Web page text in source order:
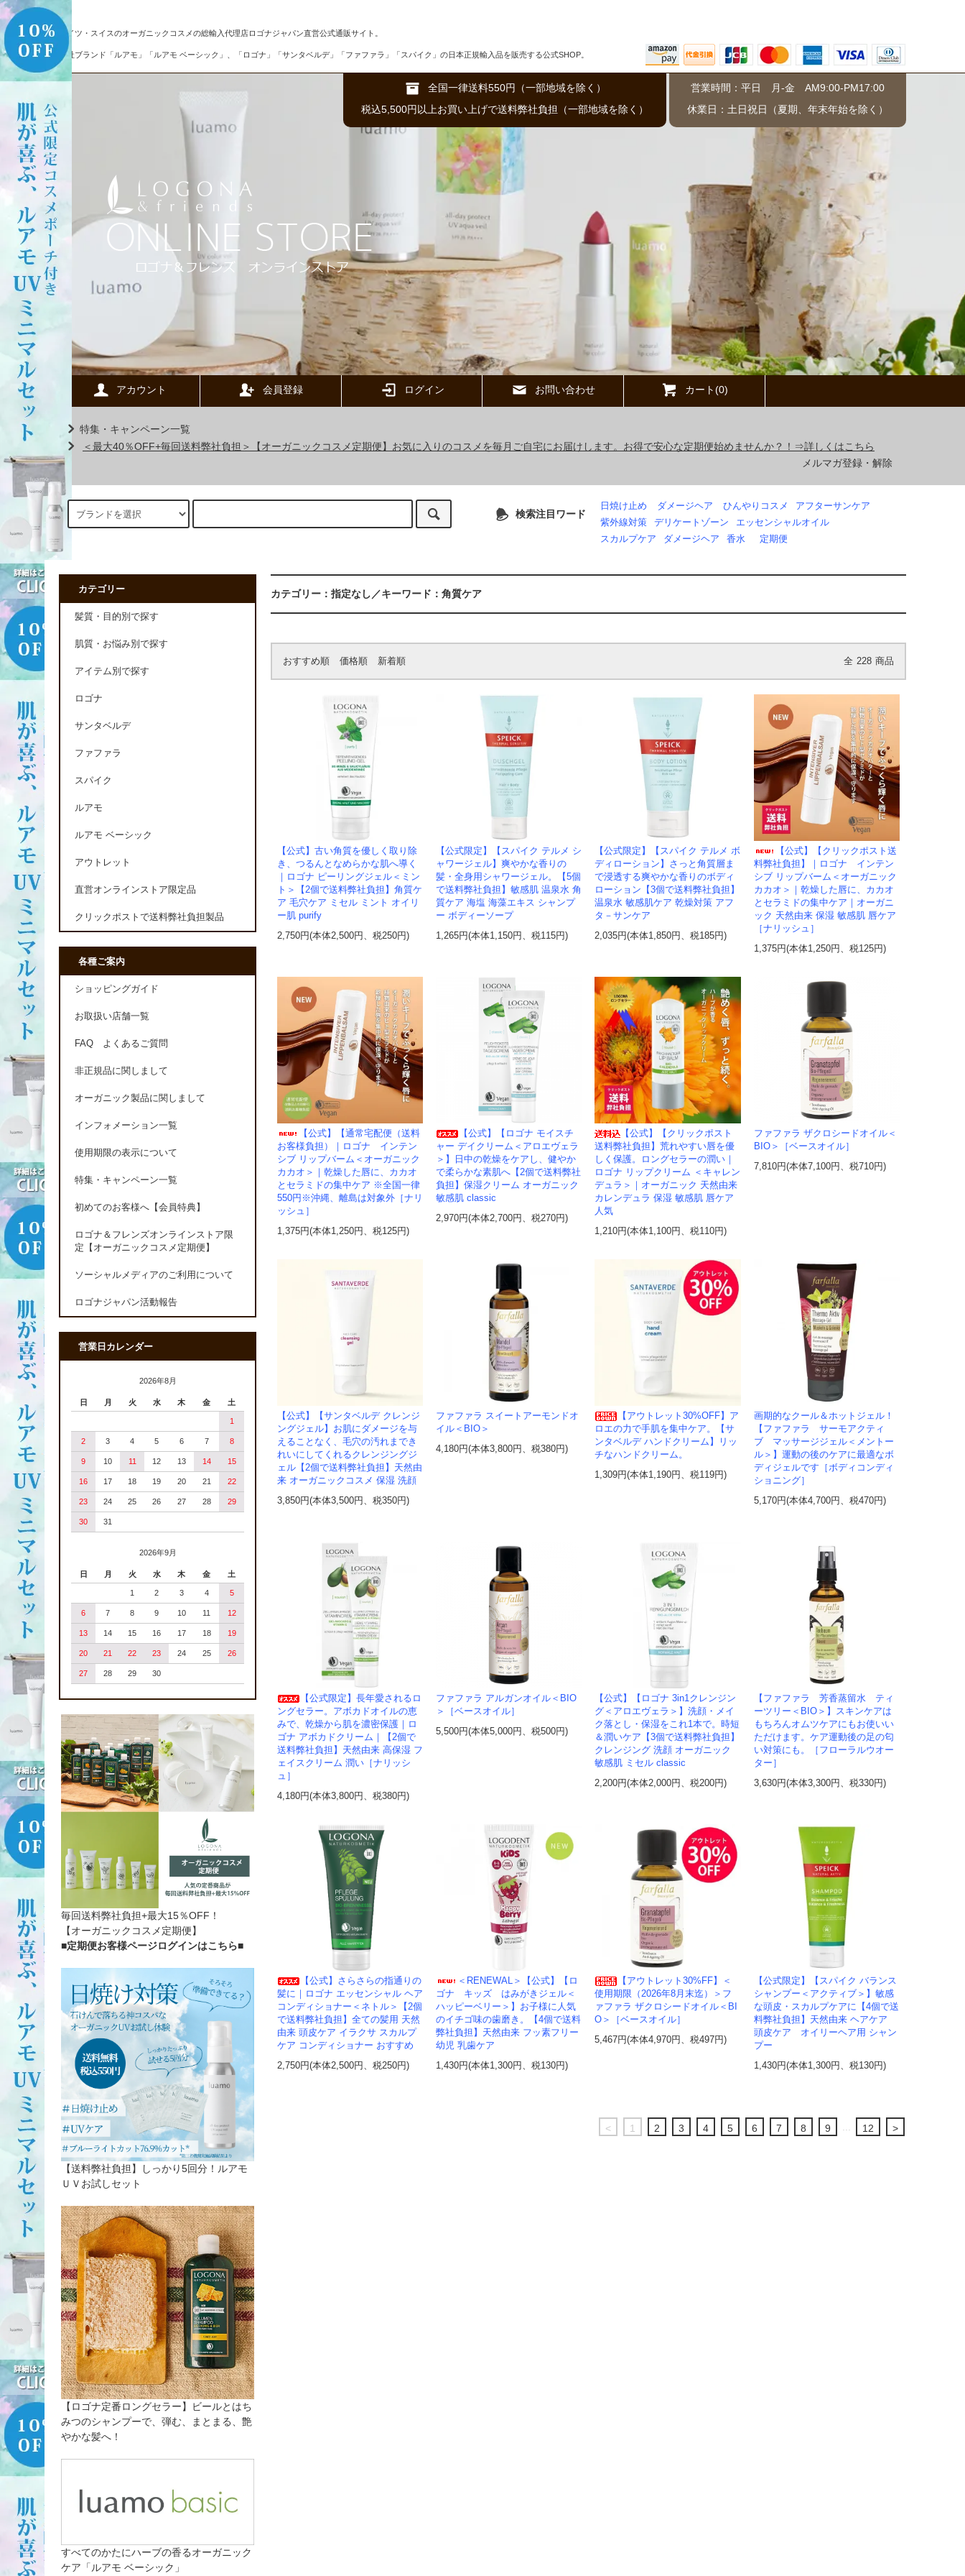
ドイツ・スイスのオーガニックコスメの総輸入代理店ロゴナジャパン直営公式通販サイト。
自社ブランド「ルアモ」「ルアモ ベーシック」、「ロゴナ」「サンタベルデ」「ファファラ」「スパイク」の日本正規輸入品を販売する公式SHOP。
全国一律送料550円（一部地域を除く）
税込5,500円以上お買い上げで送料弊社負担（一部地域を除く）
営業時間：平日 月-金 AM9:00-PM17:00
休業日：土日祝日（夏期、年末年始を除く）
アカウント 会員登録 ログイン お問い合わせ カート(0)
特集・キャンペーン一覧
＜最大40％OFF+毎回送料弊社負担＞【オーガニックコスメ定期便】お気に入りのコスメを毎月ご自宅にお届けします。お得で安心な定期便始めませんか？！⇒詳しくはこちら
メルマガ登録・解除
検索注目ワード
日焼け止め ダメージヘア ひんやりコスメ
アフターサンケア
紫外線対策
デリケートゾーン
エッセンシャルオイル
スカルプケア
ダメージヘア 香水 定期便
カテゴリー：指定なし／キーワード：角質ケア
おすすめ順 価格順 新着順 全 228 商品
【公式】古い角質を優しく取り除
き、つるんとなめらかな肌へ導く
｜ロゴナ ピーリングジェル＜ミン
ト＞【2個で送料弊社負担】角質ケ
ア 毛穴ケア ミセル ミント オイリ
ー肌 purify
2,750円(本体2,500円、税250円)
【公式限定】【スパイク テルメ シ
ャワージェル】爽やかな香りの
髪・全身用シャワージェル。【5個
で送料弊社負担】敏感肌 温泉水 角
質ケア 海塩 海藻エキス シャンプ
ー ボディーソープ
1,265円(本体1,150円、税115円)
【公式限定】【スパイク テルメ ボ
ディローション】さっと角質層ま
で浸透する爽やかな香りのボディ
ローション【3個で送料弊社負担】
温泉水 敏感肌ケア 乾燥対策 アフ
タ－サンケア
2,035円(本体1,850円、税185円)
【公式】【クリックポスト送
料弊社負担】｜ロゴナ インテン
シブ リップバーム＜オーガニック
カカオ＞｜乾燥した唇に、カカオ
とセラミドの集中ケア｜オーガニ
ック 天然由来 保湿 敏感肌 唇ケア
［ナリッシュ］
1,375円(本体1,250円、税125円)
【公式】【通常宅配便（送料
お客様負担）｜ロゴナ インテン
シブ リップバーム＜オーガニック
カカオ＞｜乾燥した唇に、カカオ
とセラミドの集中ケア ※全国一律
550円※沖縄、離島は対象外［ナリ
ッシュ］
1,375円(本体1,250円、税125円)
【公式】【ロゴナ モイスチ
ャー デイクリーム＜アロエヴェラ
＞】日中の乾燥をケアし、健やか
で柔らかな素肌へ【2個で送料弊社
負担】保湿クリーム オーガニック
敏感肌 classic
2,970円(本体2,700円、税270円)
【公式】【クリックポスト
送料弊社負担】荒れやすい唇を優
しく保護。ロングセラーの潤い｜
ロゴナ リップクリーム ＜キャレン
デュラ＞｜オーガニック 天然由来
カレンデュラ 保湿 敏感肌 唇ケア
人気
1,210円(本体1,100円、税110円)
ファファラ ザクロシードオイル＜
BIO＞［ベースオイル］
7,810円(本体7,100円、税710円)
【公式】【サンタベルデ クレンジ
ングジェル】お肌にダメージを与
えることなく、毛穴の汚れまでき
れいにしてくれるクレンジングジ
ェル【2個で送料弊社負担】天然由
来 オーガニックコスメ 保湿 洗顔
3,850円(本体3,500円、税350円)
ファファラ スイートアーモンドオ
イル＜BIO＞
4,180円(本体3,800円、税380円)
【アウトレット30%OFF】ア
ロエの力で手肌を集中ケア。【サ
ンタベルデ ハンドクリーム】リッ
チなハンドクリーム。
1,309円(本体1,190円、税119円)
画期的なクール＆ホットジェル！
【ファファラ サーモアクティ
ブ マッサージジェル＜メントー
ル＞】運動の後のケアに最適なボ
ディジェルです［ボディコンディ
ショニング］
5,170円(本体4,700円、税470円)
【公式限定】長年愛されるロ
ングセラー。アボカドオイルの恵
みで、乾燥から肌を濃密保護｜ロ
ゴナ アボカドクリーム｜【2個で
送料弊社負担】天然由来 高保湿 フ
ェイスクリーム 潤い［ナリッシ
ュ］
4,180円(本体3,800円、税380円)
ファファラ アルガンオイル＜BIO
＞［ベースオイル］
5,500円(本体5,000円、税500円)
【公式】【ロゴナ 3in1クレンジン
グ＜アロエヴェラ＞】洗顔・メイ
ク落とし・保湿をこれ1本で。時短
＆潤いケア【3個で送料弊社負担】
クレンジング 洗顔 オーガニック
敏感肌 ミセル classic
2,200円(本体2,000円、税200円)
【ファファラ 芳香蒸留水 ティ
ーツリー＜BIO＞】スキンケアは
もちろんオムツケアにもお使いい
ただけます。ケア運動後の足の匂
い対策にも。［フローラルウオー
ター］
3,630円(本体3,300円、税330円)
【公式】さらさらの指通りの
髪に｜ロゴナ エッセンシャル ヘア
コンディショナー＜ネトル＞【2個
で送料弊社負担】全ての髪用 天然
由来 頭皮ケア イラクサ スカルプ
ケア コンディショナー おすすめ
2,750円(本体2,500円、税250円)
＜RENEWAL＞【公式】【ロ
ゴナ キッズ はみがきジェル＜
ハッピーベリー＞】お子様に人気
のイチゴ味の歯磨き。【4個で送料
弊社負担】天然由来 フッ素フリー
幼児 乳歯ケア
1,430円(本体1,300円、税130円)
【アウトレット30%FF】＜
使用期限（2026年8月末迄）＞フ
ァファラ ザクロシードオイル＜BI
O＞［ベースオイル］
5,467円(本体4,970円、税497円)
【公式限定】【スパイク バランス
シャンプー＜アクティブ＞】敏感
な頭皮・スカルプケアに【4個で送
料弊社負担】天然由来 ヘアケア
頭皮ケア オイリーヘア用 シャン
プー
1,430円(本体1,300円、税130円)
< 1 2 3 4 5 6 7 8 9 ... 12 >
カテゴリー
髪質・目的別で探す
肌質・お悩み別で探す
アイテム別で探す
ロゴナ
サンタベルデ
ファファラ
スパイク
ルアモ
ルアモ ベーシック
アウトレット
直営オンラインストア限定品
クリックポストで送料弊社負担製品
各種ご案内
ショッピングガイド
お取扱い店舗一覧
FAQ よくあるご質問
非正規品に関しまして
オーガニック製品に関しまして
インフォメーション一覧
使用期限の表示について
特集・キャンペーン一覧
初めてのお客様へ【会員特典】
ロゴナ＆フレンズオンラインストア限
定【オーガニックコスメ定期便】
ソーシャルメディアのご利用について
ロゴナジャパン活動報告
営業日カレンダー
2026年8月
日 月 火 水 木 金 土
1
2 3 4 5 6 7 8
9 10 11 12 13 14 15
16 17 18 19 20 21 22
23 24 25 26 27 28 29
30 31
2026年9月
日 月 火 水 木 金 土
1 2 3 4 5
6 7 8 9 10 11 12
13 14 15 16 17 18 19
20 21 22 23 24 25 26
27 28 29 30
毎回送料弊社負担+最大15％OFF！
【オーガニックコスメ定期便】
■定期便お客様ページログインはこちら■
【送料弊社負担】しっかり5回分！ルアモ
ＵＶお試しセット
【ロゴナ定番ロングセラー】ビールとはち
みつのシャンプーで、弾む、まとまる、艶
やかな髪へ！
すべてのかたにハーブの香るオーガニック
ケア「ルアモ ベーシック」